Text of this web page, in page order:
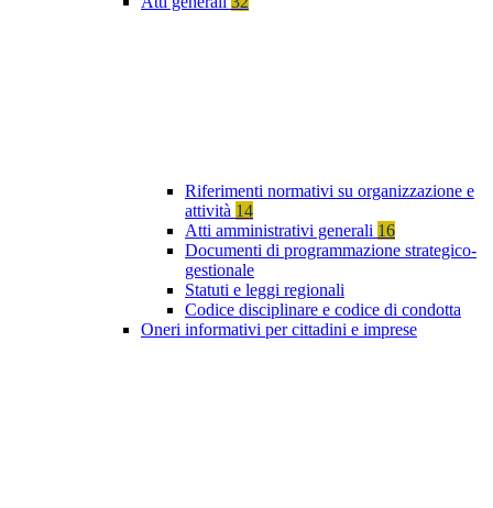
Riferimenti normativi su organizzazione e
attività 14
Atti amministrativi generali 16
Documenti di programmazione strategico-
gestionale
Statuti e leggi regionali
Codice disciplinare e codice di condotta
Oneri informativi per cittadini e imprese